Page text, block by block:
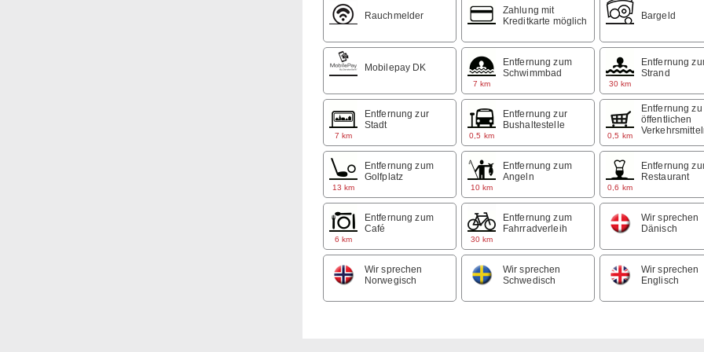
Rauchmelder
Zahlung mit
Kreditkarte möglich
Bargeld
Mobilepay DK
7 km
Entfernung zum
Schwimmbad
30 km
Entfernung
Strand
7 km
Entfernung zur
Stadt
0,5 km
Entfernung zur
Bushaltestelle
0,5 km
Entfernung zu
öffentlichen
13 km
Entfernung zum
Golfplatz
10 km
Entfernung zum
Angeln
0,6 km
Entfernung
Restaurant
6 km
Entfernung zum
Café
30 km
Entfernung zum
Fahrradverleih
Wir sprechen
Dänisch
Wir sprechen
Norwegisch
Wir sprechen
Schwedisch
Wir sprechen
Englisch